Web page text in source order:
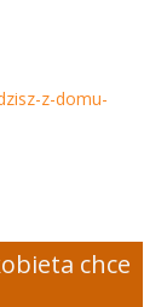
z-domu-
chce